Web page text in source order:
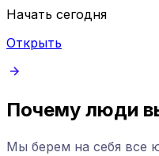
Начать сегодня
Открыть
Почему люди
Мы берем на себя все